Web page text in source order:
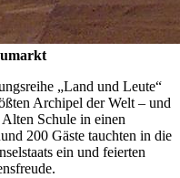
„Land und Leute“
Archipel der Welt – und
Schule in einen
200 Gäste tauchten in die
ein und feierten